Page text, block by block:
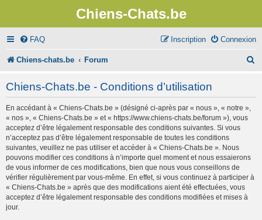
Chiens-Chats.be
FAQ Connexion
Inscription
Chiens-chats.be Forum
Chiens-Chats.be - Conditions d’utilisation
En accédant à « Chiens-Chats.be » (désigné ci-après par « nous », « notre »,
« nos », « Chiens-Chats.be » et « https://www.chiens-chats.be/forum »), vous
acceptez d’être légalement responsable des conditions suivantes. Si vous
n’acceptez pas d’être légalement responsable de toutes les conditions
suivantes, veuillez ne pas utiliser et accéder à « Chiens-Chats.be ». Nous
pouvons modifier ces conditions à n’importe quel moment et nous essaierons
de vous informer de ces modifications, bien que nous vous conseillons de
vérifier régulièrement par vous-même. En effet, si vous continuez à participer à
« Chiens-Chats.be » après que des modifications aient été effectuées, vous
acceptez d’être légalement responsable des conditions modifiées et mises à
jour.